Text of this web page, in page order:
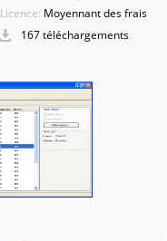
Licence: Moyennant des frais
167 téléchargements